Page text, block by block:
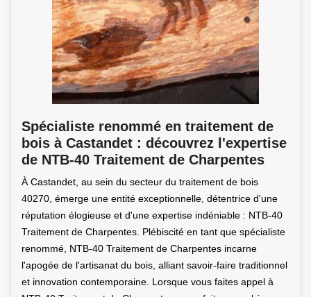
Spécialiste renommé en traitement de
bois à Castandet : découvrez l'expertise
de NTB-40 Traitement de Charpentes
À Castandet, au sein du secteur du traitement de bois
40270, émerge une entité exceptionnelle, détentrice d'une
réputation élogieuse et d'une expertise indéniable : NTB-40
Traitement de Charpentes. Plébiscité en tant que spécialiste
renommé, NTB-40 Traitement de Charpentes incarne
l'apogée de l'artisanat du bois, alliant savoir-faire traditionnel
et innovation contemporaine. Lorsque vous faites appel à